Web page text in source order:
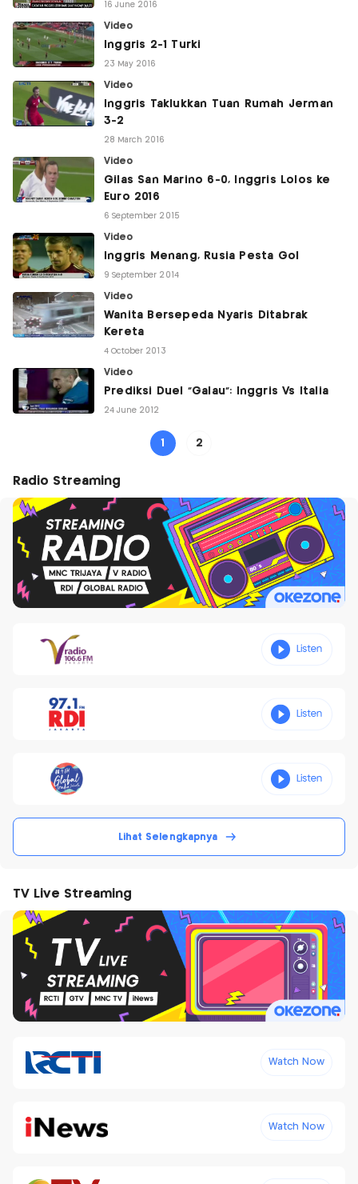
16 June 2016
Video
Inggris 2-1 Turki
23 May 2016
Video
Inggris Taklukkan Tuan Rumah Jerman
3-2
28 March 2016
Video
Gilas San Marino 6-0, Inggris Lolos ke
Euro 2016
6 September 2015
Video
Inggris Menang, Rusia Pesta Gol
9 September 2014
Video
Wanita Bersepeda Nyaris Ditabrak
Kereta
4 October 2013
Video
Prediksi Duel "Galau": Inggris Vs Italia
24 June 2012
1 2
Radio Streaming
Lihat Selengkapnya
TV Live Streaming
Watch Now
Watch Now